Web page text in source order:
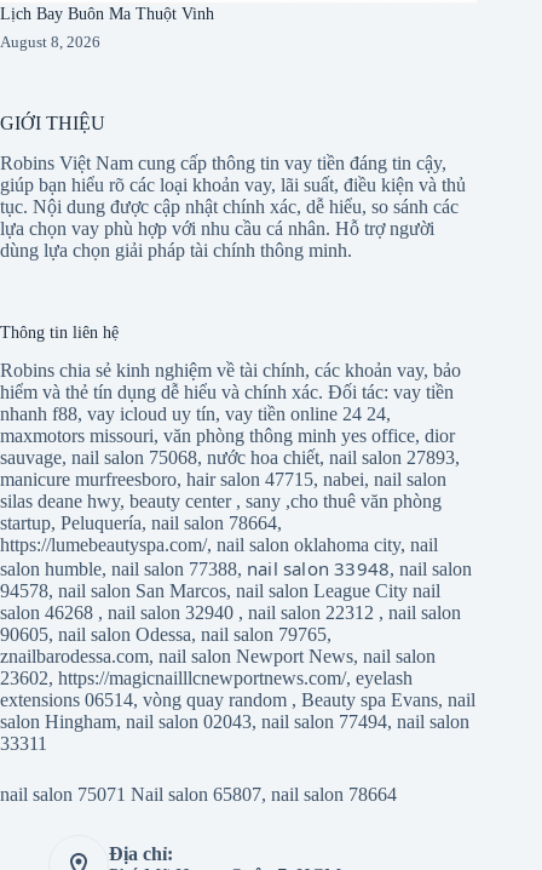
Lịch Bay Buôn Ma Thuột Vinh
August 8, 2026
GIỚI THIỆU
Robins Việt Nam cung cấp thông tin vay tiền đáng tin cậy,
giúp bạn hiểu rõ các loại khoản vay, lãi suất, điều kiện và thủ
tục. Nội dung được cập nhật chính xác, dễ hiểu, so sánh các
lựa chọn vay phù hợp với nhu cầu cá nhân. Hỗ trợ người
dùng lựa chọn giải pháp tài chính thông minh.
Thông tin liên hệ
Robins chia sẻ kinh nghiệm về tài chính, các khoản vay, bảo
hiểm và thẻ tín dụng dễ hiểu và chính xác. Đối tác: vay tiền
nhanh f88, vay icloud uy tín, vay tiền online 24 24,
maxmotors missouri, văn phòng thông minh yes office, dior
sauvage, nail salon 75068, nước hoa chiết, nail salon 27893,
manicure murfreesboro, hair salon 47715, nabei, nail salon
silas deane hwy, beauty center, sany ,cho thuê văn phòng
startup, Peluquería, nail salon 78664,
https://lumebeautyspa.com/, nail salon oklahoma city, nail
salon humble, nail salon 77388, nail salon 33948,nail salon
94578, nail salon San Marcos, nail salon League City nail
salon 46268 , nail salon 32940 , nail salon 22312 , nail salon
90605, nail salon Odessa, nail salon 79765,
znailbarodessa.com, nail salon Newport News, nail salon
23602, https://magicnailllcnewportnews.com/, eyelash
extensions 06514, vòng quay random , Beauty spa Evans, nail
salon Hingham, nail salon 02043, nail salon 77494, nail salon
33311
nail salon 75071 Nail salon 65807, nail salon 78664
Địa chỉ: